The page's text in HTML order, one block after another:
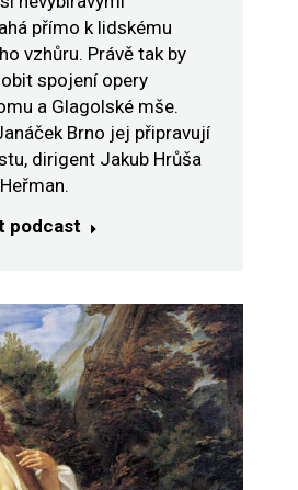
přímo k lidskému
vzhůru. Právě tak by
spojení opery
a Glagolské mše.
Brno jej připravují
dirigent Jakub Hrůša
podcast